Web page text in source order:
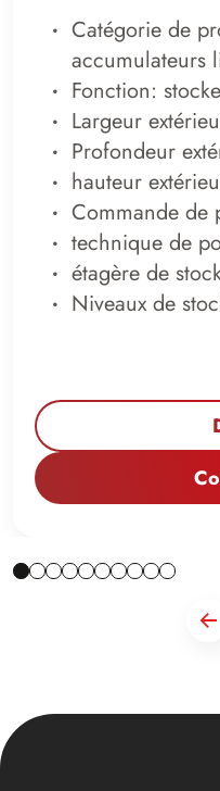
Catégorie de
accumulateurs
Fonction:
Largeur
Profondeur
hauteur
Commande de
technique de
étagère de
Niveaux de